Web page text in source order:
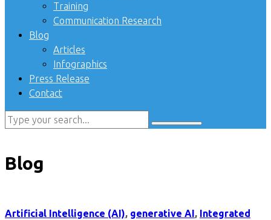
Training
Communication Research
Blog
Articles
Infographics
Press Release
Contact
Blog
Artificial Intelligence (AI), generative AI, Integrated